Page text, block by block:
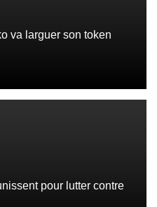
va larguer son token
pour lutter contre